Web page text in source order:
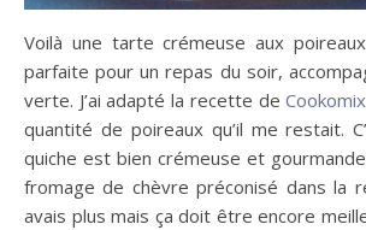
Voilà une tarte crémeuse aux
parfaite pour un repas du soir,
verte. J’ai adapté la recette deCookomix
quantité de poireaux qu’il me restait.
quiche est bien crémeuse et
fromage de chèvre préconisé dans la
avais plus mais ça doit être encore